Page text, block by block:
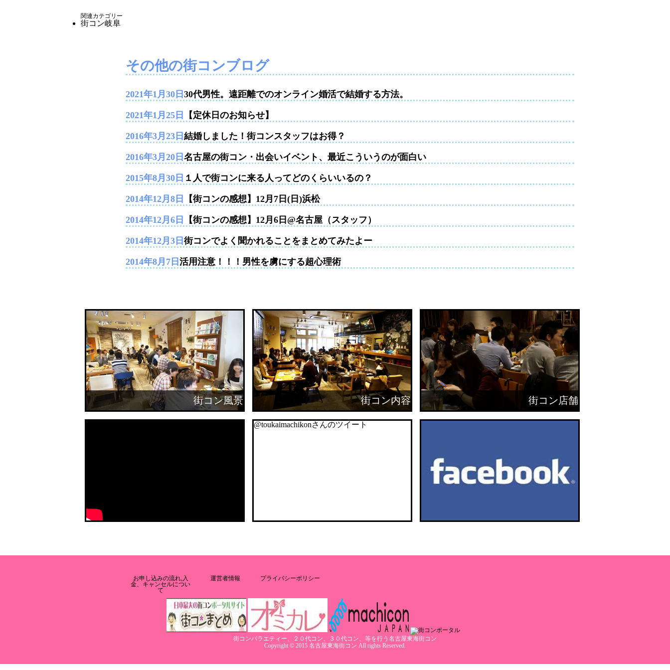
関連カテゴリー
街コン岐阜
その他の街コンブログ
2021年1月30日 30代男性。遠距離でのオンライン婚活で結婚する方法。
2021年1月25日 【定休日のお知らせ】
2016年3月23日 結婚しました！街コンスタッフはお得？
2016年3月20日 名古屋の街コン・出会いイベント、最近こういうのが面白い
2015年8月30日 １人で街コンに来る人ってどのくらいいるの？
2014年12月8日 【街コンの感想】12月7日(日)浜松
2014年12月6日 【街コンの感想】12月6日@名古屋（スタッフ）
2014年12月3日 街コンでよく聞かれることをまとめてみたよー
2014年8月7日 活用注意！！！男性を虜にする超心理術
街コン風景 街コン内容 街コン店舗
@toukaimachikonさんのツイート
お申し込みの流れ,入
金、キャンセルについ
て
運営者情報 プライバシーポリシー
街コンバラエティー、２０代コン、３０代コン、等を行う名古屋東海街コン
Copyright © 2015 名古屋東海街コン All rights Reserved.